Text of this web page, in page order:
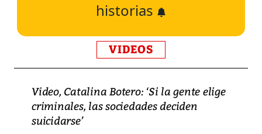
historias
VIDEOS
Video, Catalina Botero: ‘Si la gente elige
criminales, las sociedades deciden
suicidarse’